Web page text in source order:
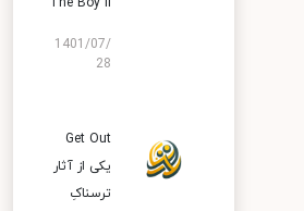
1401/07/
28
Get Out
یکی از آثار
ترسناکِ